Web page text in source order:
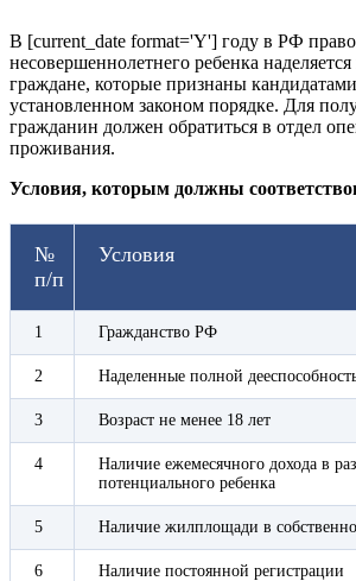
В [current_date format='Y'] году в РФ
несовершеннолетнего ребенка
граждане, которые признаны
установленном законом порядке. Для
гражданин должен обратиться в отдел
проживания.
Условия, которым должны
№
п/п
Условия
1 Гражданство РФ
2 Наделенные полной
3 Возраст не менее 18 лет
4
Наличие ежемесячного дохода в
потенциального ребенка
5 Наличие жилплощади в
6 Наличие постоянной регистрации